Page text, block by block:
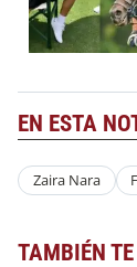
EN ESTA
Zaira Nara
TAMBIÉN